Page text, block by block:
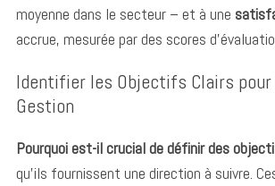
moyenne dans le secteur – et à une
accrue, mesurée par des scores
Identifier les Objectifs Clairs
Gestion
Pourquoi est-il crucial de définir des
qu’ils fournissent une direction à suivre.